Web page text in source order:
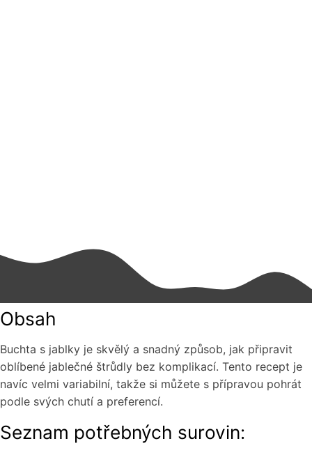
Obsah
Buchta s jablky je skvělý a snadný způsob, jak připravit
oblíbené jablečné štrůdly bez komplikací. Tento recept je
navíc velmi variabilní, takže si můžete s přípravou pohrát
podle svých chutí a preferencí.
Seznam potřebných surovin: